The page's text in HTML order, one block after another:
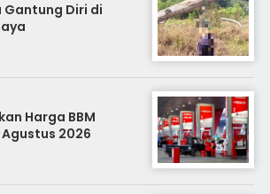
Gantung Diri di
Harga BBM
2026